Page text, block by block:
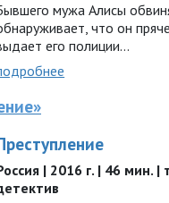
мужа Алисы
что он
его полиции…
| 2016 г. | 46 мин. |